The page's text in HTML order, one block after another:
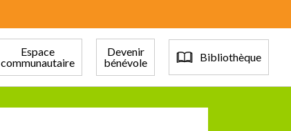
Espace
communautaire
Devenir
bénévole
Bibliothèque